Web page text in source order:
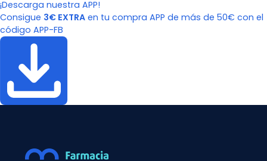
¡Descarga nuestra APP!
Consigue 3€ EXTRA en tu compra APP de más de 50€ con el
código APP-FB